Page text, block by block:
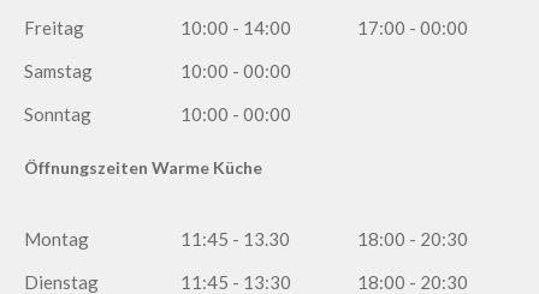
Freitag
10:00 - 14:00
17:00 - 00:00
Samstag
10:00 - 00:00
Sonntag
10:00 - 00:00
Öffnungszeiten Warme Küche
Montag 11:45 - 13.30
18:00 - 20:30
Dienstag
11:45 - 13:30
18:00 - 20:30